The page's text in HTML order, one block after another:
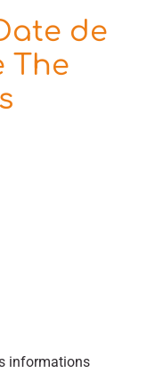
de
The
informations